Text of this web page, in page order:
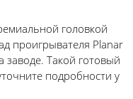
головкой
проигрывателя Planar
заводе. Такой готовый
подробности у